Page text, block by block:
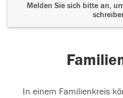
Melden Sie sich bitte an,
In einem Familienkreis